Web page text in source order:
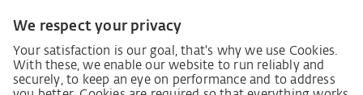
Процедура подання та розгляду скарг відповідно
до Закону про належну обачність у ланцюгах
постачання